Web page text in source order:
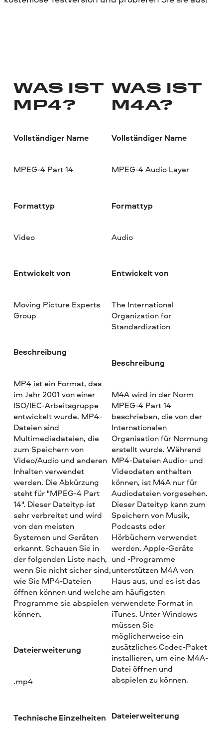
WAS IST
MP4?
Vollständiger Name
MPEG-4 Part 14
Formattyp
Video
Entwickelt von
Moving Picture Experts
Group
Beschreibung
MP4 ist ein Format, das
im Jahr 2001 von einer
ISO/IEC-Arbeitsgruppe
entwickelt wurde. MP4-
Dateien sind
Multimediadateien, die
zum Speichern von
Video/Audio und anderen
Inhalten verwendet
werden. Die Abkürzung
steht für "MPEG-4 Part
14". Dieser Dateityp ist
sehr verbreitet und wird
von den meisten
Systemen und Geräten
erkannt. Schauen Sie in
der folgenden Liste nach,
wenn Sie nicht sicher sind,
wie Sie MP4-Dateien
öffnen können und welche
Programme sie abspielen
können.
Dateierweiterung
.mp4
Technische Einzelheiten
WAS IST
M4A?
Vollständiger Name
MPEG-4 Audio Layer
Formattyp
Audio
Entwickelt von
The International
Organization for
Standardization
Beschreibung
M4A wird in der Norm
MPEG-4 Part 14
beschrieben, die von der
Internationalen
Organisation für Normung
erstellt wurde. Während
MP4-Dateien Audio- und
Videodaten enthalten
können, ist M4A nur für
Audiodateien vorgesehen.
Dieser Dateityp kann zum
Speichern von Musik,
Podcasts oder
Hörbüchern verwendet
werden. Apple-Geräte
und -Programme
unterstützen M4A von
Haus aus, und es ist das
am häufigsten
verwendete Format in
iTunes. Unter Windows
müssen Sie
möglicherweise ein
zusätzliches Codec-Paket
installieren, um eine M4A-
Datei öffnen und
abspielen zu können.
Dateierweiterung